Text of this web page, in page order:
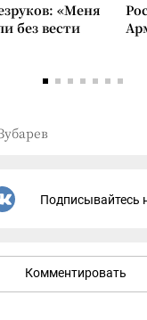
«Меня
без вести
Подписывайтесь
Комментировать